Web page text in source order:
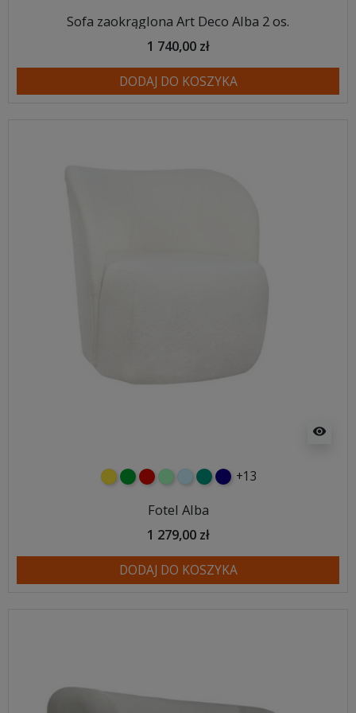
Sofa zaokrąglona Art Deco Alba 2 os.
1 740,00 zł
DODAJ DO KOSZYKA
visibility
żółtyzielonyczerwony
miętowybłękitnyturkusowy
granatowy
+13
Fotel Alba
1 279,00 zł
DODAJ DO KOSZYKA